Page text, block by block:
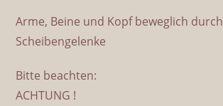
Arme, Beine und Kopf beweglich durch
Scheibengelenke
Bitte beachten:
ACHTUNG !